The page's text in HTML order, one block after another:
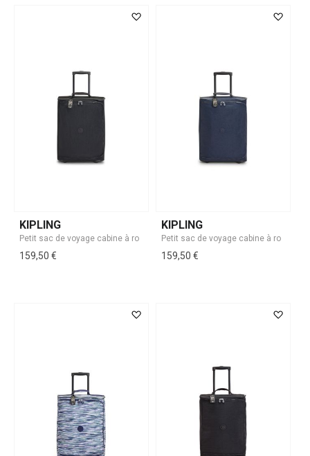
KIPLING
159,50 €
KIPLING
159,50 €